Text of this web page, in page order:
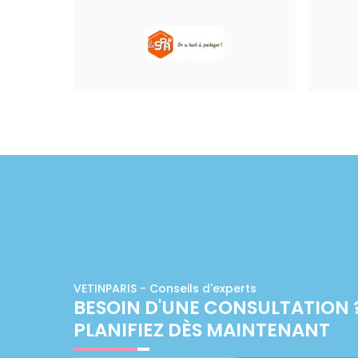
VETINPARIS - Conseils d'experts
BESOIN D'UNE CONSULTATION
PLANIFIEZ DÈS MAINTENANT